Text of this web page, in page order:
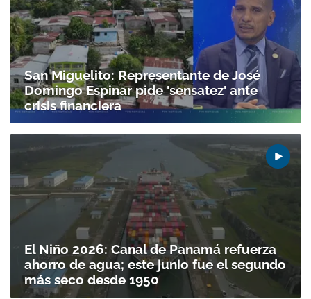
San Miguelito: Representante de José
Domingo Espinar pide 'sensatez' ante
crisis financiera
El Niño 2026: Canal de Panamá refuerza
ahorro de agua; este junio fue el segundo
más seco desde 1950